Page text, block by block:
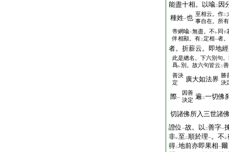
能盡十相。以喩二 因
種姓一也 至相云。作二
事自在。所
帝網喩一無盡。不 レ同下
伴相顯。有二定相一者
者。折薪云。即地
此是總名。下六別句
爲レ別。故六句皆云二
善決
定
廣大如法界 勝
決
際一
因善
決定 遍 二一切佛
切諸佛所入三世諸
證位 一故。以 二善字一
非レ至 二 順於理一。不 レ
得二地前亦即果相一爾